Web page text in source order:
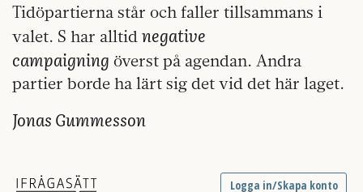
Tidöpartierna står och faller tillsammans i
valet. S har alltid negative
campaigning överst på agendan. Andra
partier borde ha lärt sig det vid det här laget.
Jonas Gummesson